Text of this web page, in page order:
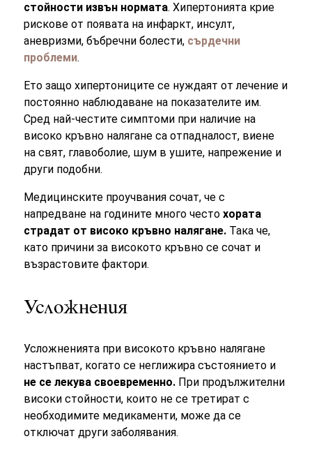
стойности извън нормата. Хипертонията крие
рискове от появата на инфаркт, инсулт,
аневризми, бъбречни болести, сърдечни
проблеми.
Ето защо хипертониците се нуждаят от лечение и
постоянно наблюдаване на показателите им.
Сред най-честите симптоми при наличие на
високо кръвно налягане са отпадналост, виене
на свят, главоболие, шум в ушите, напрежение и
други подобни.
Медицинските проучвания сочат, че с
напредване на годините много често хората
страдат от високо кръвно налягане. Така че,
като причини за високото кръвно се сочат и
възрастовите фактори.
Усложнения
Усложненията при високото кръвно налягане
настъпват, когато се неглижира състоянието и
не се лекува своевременно. При продължителни
високи стойности, които не се третират с
необходимите медикаменти, може да се
отключат други заболявания.